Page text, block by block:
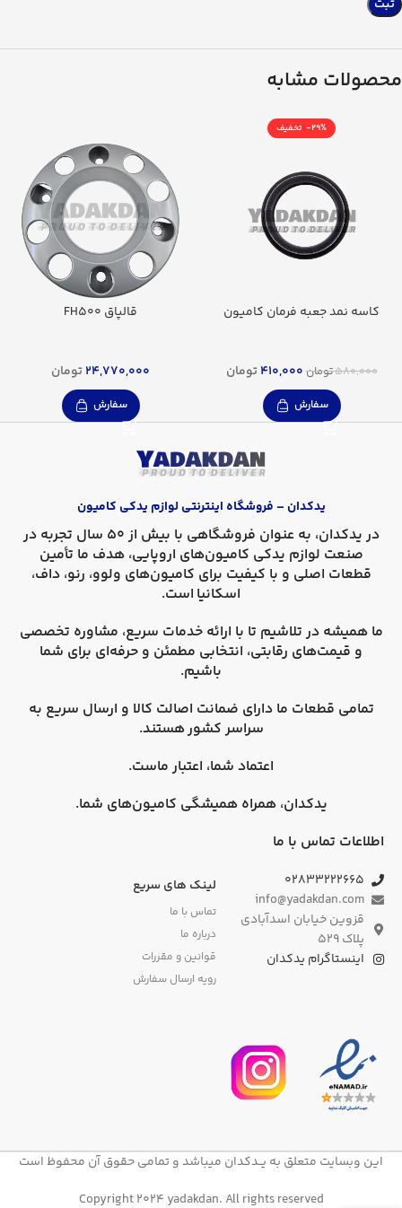
محصولات مشابه
-29%
کاسه نمد جعبه فرمان کامیون
580,000تومان410,000 تومان
سفارش
قالپاق FH500
24,770,000تومان
سفارش
یدکدان – فروشگاه اینترنتی لوازم یدکی کامیون
در یدکدان
، به عنوان فروشگاهی با بیش از 50 سال تجربه در
صنعت لوازم یدکی کامیون‌های اروپایی، هدف ما تأمین
قطعات اصلی و با کیفیت برای کامیون‌های ولوو، رنو، داف،
اسکانیا است.
ما همیشه در تلاشیم تا با ارائه خدمات سریع، مشاوره تخصصی
و قیمت‌های رقابتی، انتخابی مطمئن و حرفه‌ای برای شما
باشیم.
تمامی قطعات ما دارای ضمانت اصالت کالا و ارسال سریع به
سراسر کشورهستند.
اعتماد شما، اعتبار ماست.
یدکدان، همراه همیشگی کامیون‌های شما.
اطلاعات تماس با ما
۰۲۸۳۳۲۲۲۶۶۵
info@yadakdan.com
قزوین خیابان اسدآبادی
پلاک ۵۲۹
اینستاگرام یدکدان
لینک های سریع
تماس با ما
درباره ما
قوانین و مقررات
رویه ارسال سفارش
این وبسایت متعلق به یــدکدان میباشد و تمامی حقوق آن محفوظ است
Copyright 2024 yadakdan. All rights reserved